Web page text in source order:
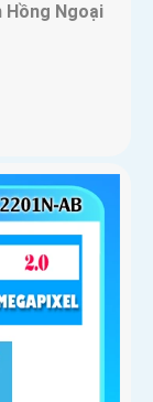
Hồng Ngoại